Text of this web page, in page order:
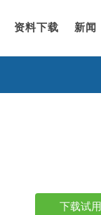
资料下载 新闻
下载试用